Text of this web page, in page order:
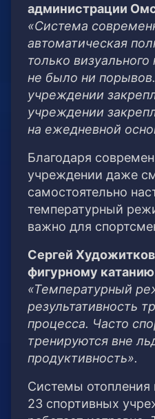
администрации
«Система
автоматическая
только
не было ни
учреждении
учреждении
на ежедневной
Благодаря
учреждении даже
самостоятельно
температурный
важно для
Сергей
фигурному
«Температурный
результативность
процесса. Часто
тренируются вне
продуктивность».
Системы отопления
23 спортивных